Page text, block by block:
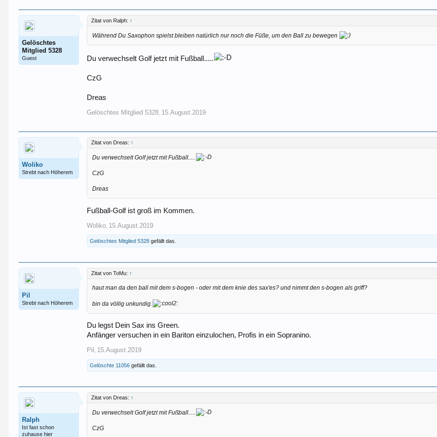
Gelöschtes
Mitglied 5328
Guest
Zitat von Ralph: ↑
Während Du Saxophon spielst bleiben natürlich nur noch die Füße, um den Ball zu bewegen
Du verwechselt Golf jetzt mit Fußball.....
CzG
Dreas
Gelöschtes Mitglied 5328 15.August.2019
Woliko
Strebt nach Höherem
Zitat von Dreas: ↑
Du verwechselt Golf jetzt mit Fußball.....
CzG
Dreas
Fußball-Golf ist groß im Kommen.
Woliko 15.August.2019
Gelöschtes Mitglied 5328 gefällt das.
Pil
Strebt nach Höherem
Zitat von ToMu: ↑
haut man da den ball mit dem s-bogen - oder mit dem knie des sax'es? und nimmt den s-bogen als griff?
bin da völlig unkundig.
Du legst Dein Sax ins Green.
Anfänger versuchen in ein Bariton einzulochen, Profis in ein Sopranino.
Pil 15.August.2019
Gelöschte 11056 gefällt das.
Ralph
Ist fast schon
zuhause hier
Zitat von Dreas: ↑
Du verwechselt Golf jetzt mit Fußball.....
CzG